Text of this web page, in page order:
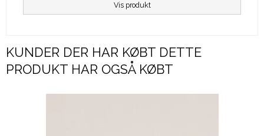
Vis produkt
KUNDER DER HAR KØBT DETTE
PRODUKT HAR OGSÅ KØBT